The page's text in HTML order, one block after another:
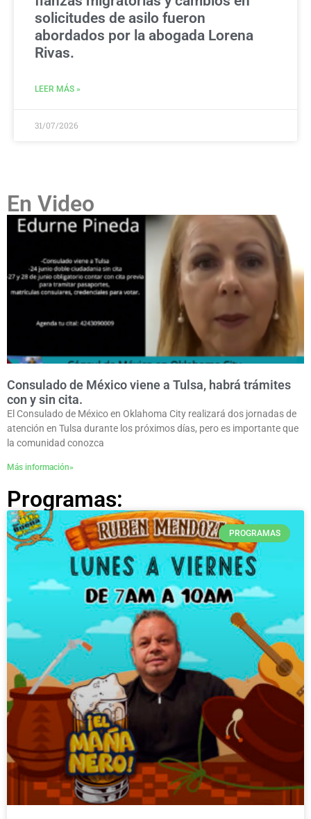
solicitudes de asilo fueron
abordados por la abogada Lorena
Rivas.
LEER MÁS »
31/07/2026
En Video
Consulado de México viene a Tulsa, habrá trámites
con y sin cita.
El Consulado de México en Oklahoma City realizará dos jornadas de
atención en Tulsa durante los próximos días, pero es importante que
la comunidad conozca
Más información»
Programas:
PROGRAMAS